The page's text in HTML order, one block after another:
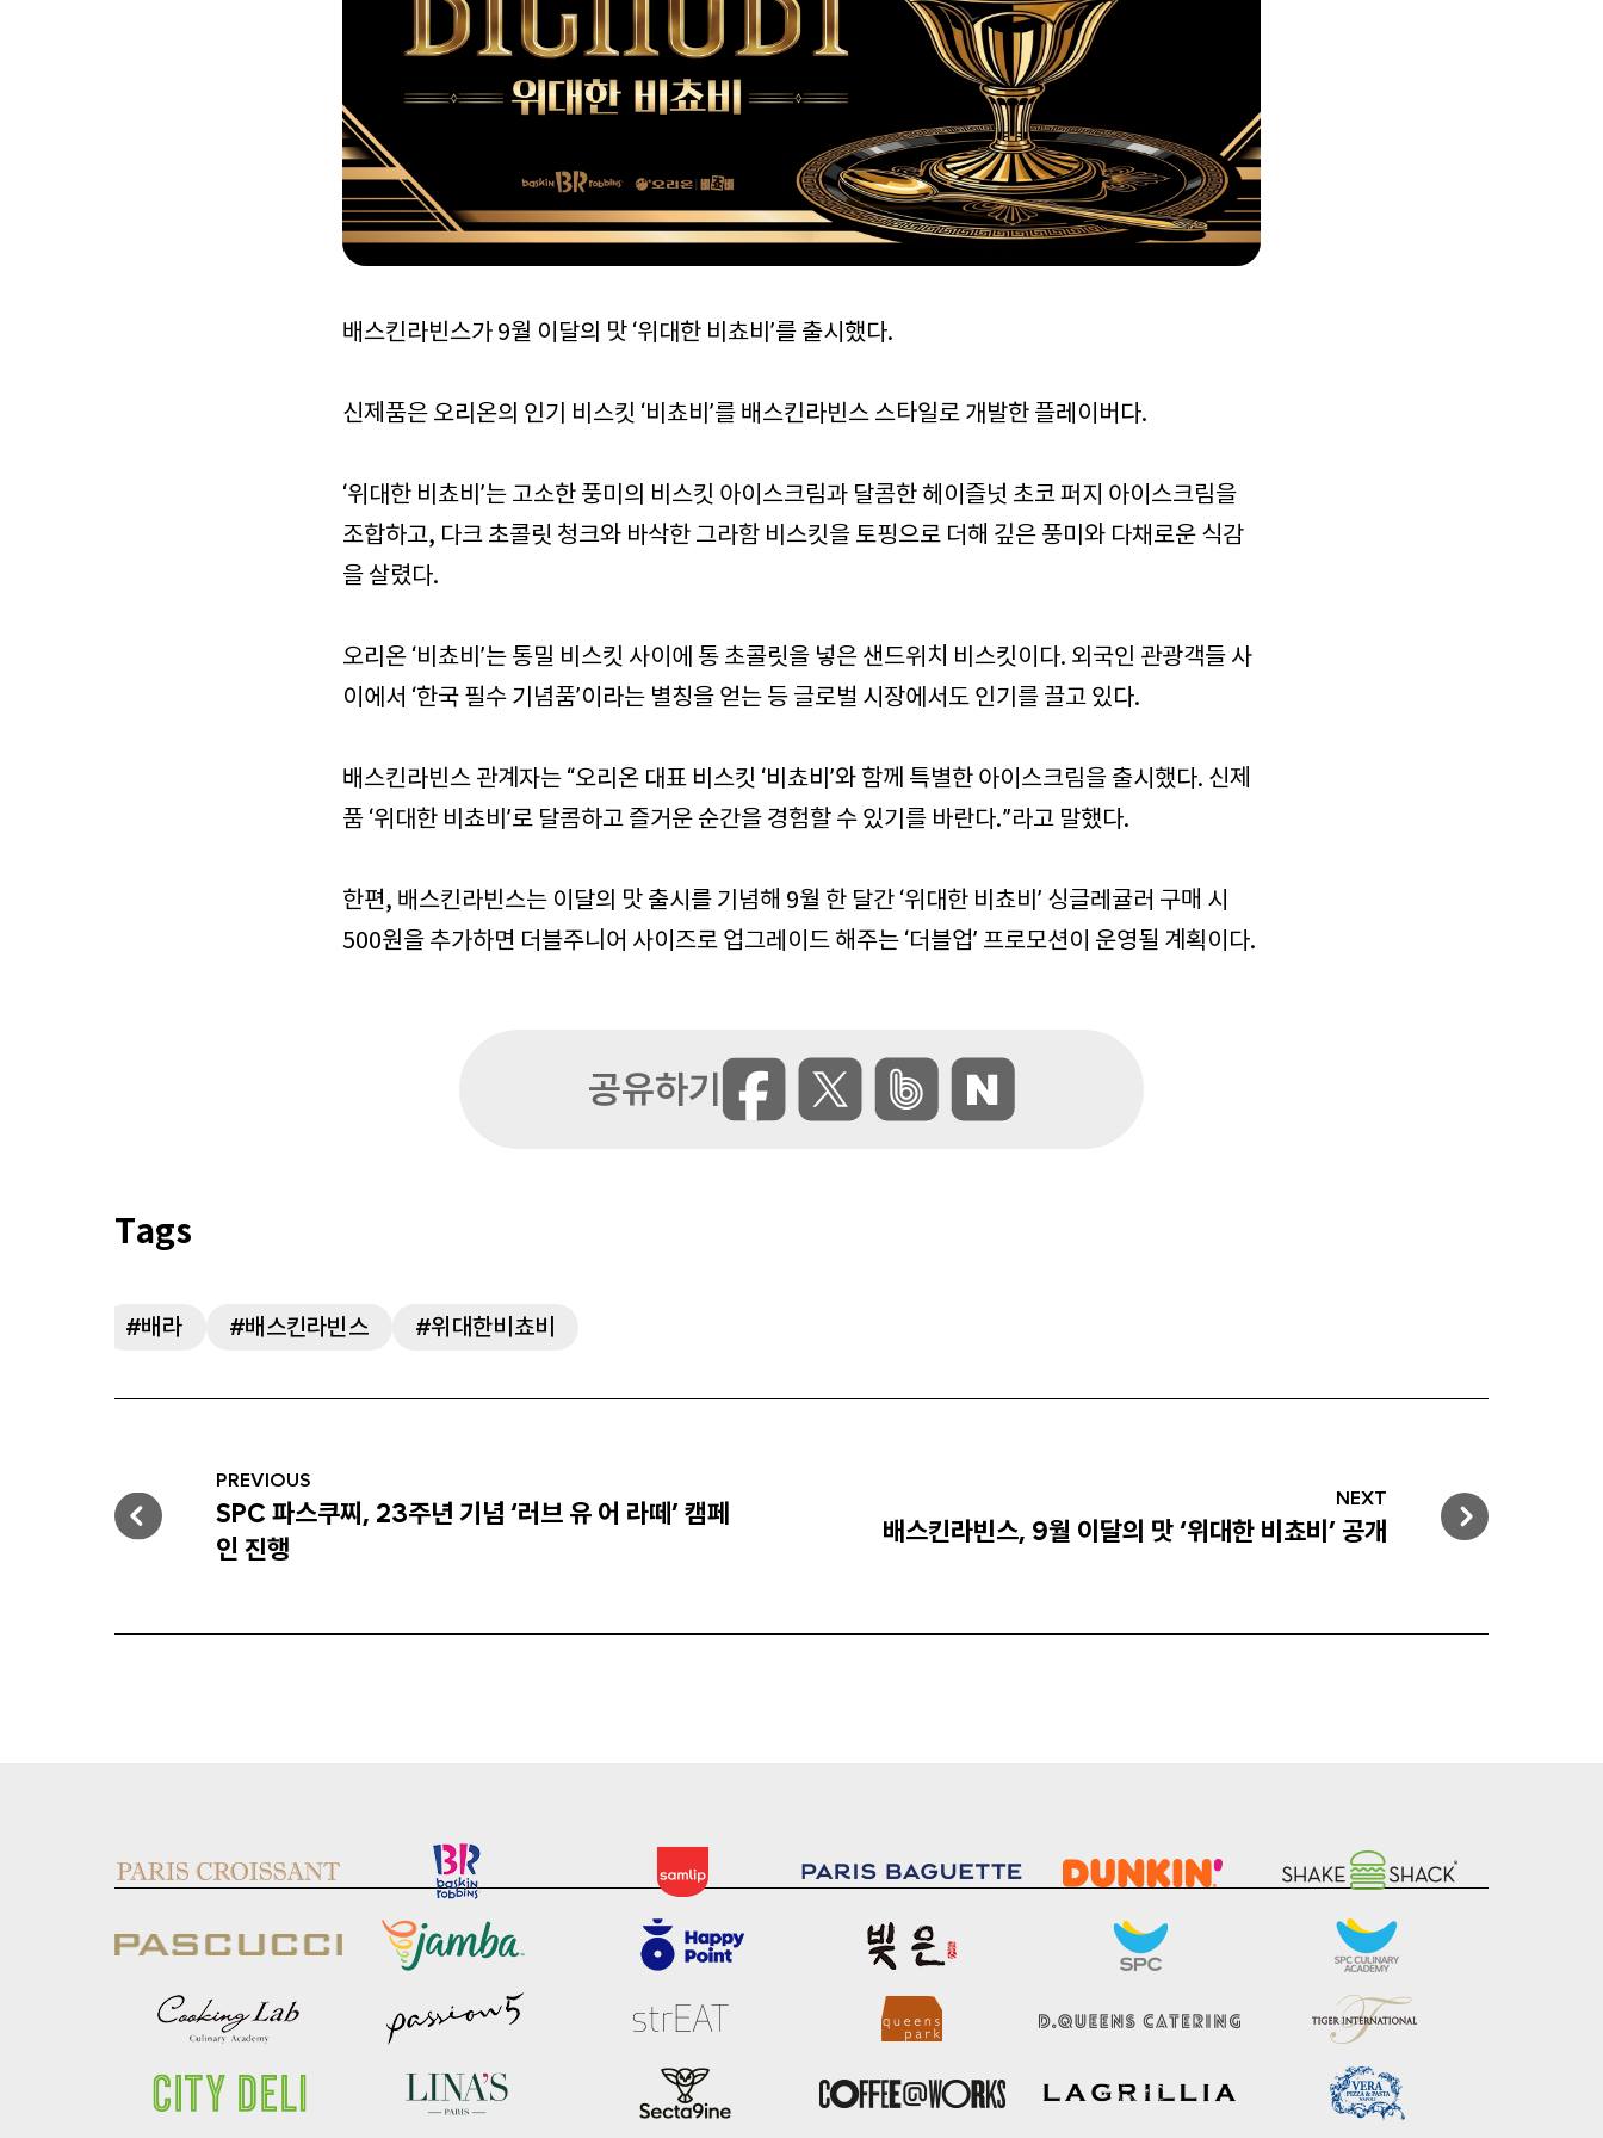
배스킨라빈스가 9월 이달의 맛 ‘위대한 비쵸비’를 출시했다.
신제품은 오리온의 인기 비스킷 ‘비쵸비’를 배스킨라빈스 스타일로 개발한 플레이버다.
‘위대한 비쵸비’는 고소한 풍미의 비스킷 아이스크림과 달콤한 헤이즐넛 초코 퍼지 아이스크림을
조합하고, 다크 초콜릿 청크와 바삭한 그라함 비스킷을 토핑으로 더해 깊은 풍미와 다채로운 식감
을 살렸다.
오리온 ‘비쵸비’는 통밀 비스킷 사이에 통 초콜릿을 넣은 샌드위치 비스킷이다. 외국인 관광객들 사
이에서 ‘한국 필수 기념품’이라는 별칭을 얻는 등 글로벌 시장에서도 인기를 끌고 있다.
배스킨라빈스 관계자는 “오리온 대표 비스킷 ‘비쵸비’와 함께 특별한 아이스크림을 출시했다. 신제
품 ‘위대한 비쵸비’로 달콤하고 즐거운 순간을 경험할 수 있기를 바란다.”라고 말했다.
한편, 배스킨라빈스는 이달의 맛 출시를 기념해 9월 한 달간 ‘위대한 비쵸비’ 싱글레귤러 구매 시
500원을 추가하면 더블주니어 사이즈로 업그레이드 해주는 ‘더블업’ 프로모션이 운영될 계획이다.
배라 배스킨라빈스 위대한비쵸비
navigation
PREVIOUS
Previous
post:
SPC 파스쿠찌, 23주년 기념 ‘러브 유 어 라떼’ 캠페
인 진행
NEXT
Next
배스킨라빈스, 9월 이달의 맛 ‘위대한 비쵸비’ 공개